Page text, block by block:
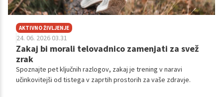
AKTIVNO ŽIVLJENJE
24. 06. 2026 03.31
Zakaj bi morali telovadnico zamenjati za svež
zrak
Spoznajte pet ključnih razlogov, zakaj je trening v naravi
učinkovitejši od tistega v zaprtih prostorih za vaše zdravje.